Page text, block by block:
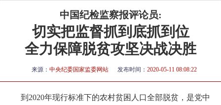
中国纪检监察报评论员:
切实把监督抓到底抓到位
全力保障脱贫攻坚决战决胜
来源： 中央纪委国家监委网站 发布时间： 2020-05-11 08:08:22
到2020年现行标准下的农村贫困人口全部脱贫，是党中